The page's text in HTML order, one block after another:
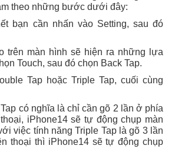
theo những bước dưới đây:
bạn cần nhấn vào Setting, sau đó
trên màn hình sẽ hiện ra những lựa
Touch, sau đó chọn Back Tap.
Tap hoặc Triple Tap, cuối cùng
có nghĩa là chỉ cần gõ 2 lần ở phía
iPhone14 sẽ tự động chụp màn
việc tính năng Triple Tap là gõ 3 lần
thoại thì iPhone14 sẽ tự động chụp